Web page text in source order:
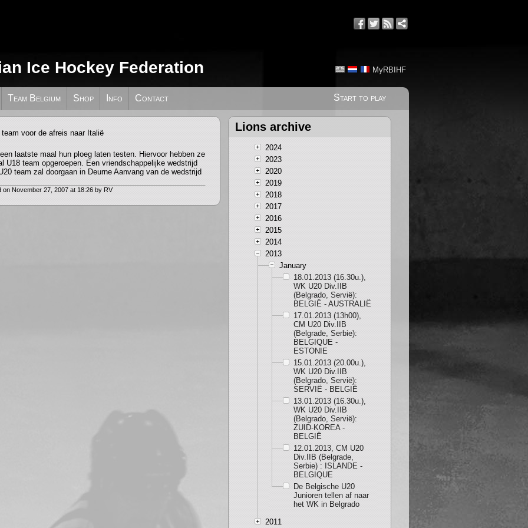
MyRBIHF
Ice Hockey Federation
Start to play
Team Belgium Shop Info Contact
van U20 team voor de afreis naar
laatste maal hun ploeg laten testen. Hiervoor hebben ze
U18 team opgeroepen. Een vriendschappelijke wedstrijd
team zal doorgaan in Deurne Aanvang van de wedstrijd
on November 27, 2007 at 18:26 by RV
Lions archive
2024
2023
2020
2019
2018
2017
2016
2015
2014
2013
January
18.01.2013 (16.30u.),
WK U20 Div.IIB
(Belgrado, Servië):
BELGIË - AUSTRALIË
17.01.2013 (13h00),
CM U20 Div.IIB
(Belgrade, Serbie):
BELGIQUE -
ESTONIE
15.01.2013 (20.00u.),
WK U20 Div.IIB
(Belgrado, Servië):
SERVIË - BELGIË
13.01.2013 (16.30u.),
WK U20 Div.IIB
(Belgrado, Servië):
ZUID-KOREA -
BELGIË
12.01.2013, CM U20
Div.IIB (Belgrade,
Serbie) : ISLANDE -
BELGIQUE
De Belgische U20
Junioren tellen af naar
het WK in Belgrado
2011